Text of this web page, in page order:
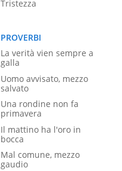
Tristezza
PROVERBI
La verità vien sempre a
galla
Uomo avvisato, mezzo
salvato
Una rondine non fa
primavera
Il mattino ha l'oro in
bocca
Mal comune, mezzo
gaudio